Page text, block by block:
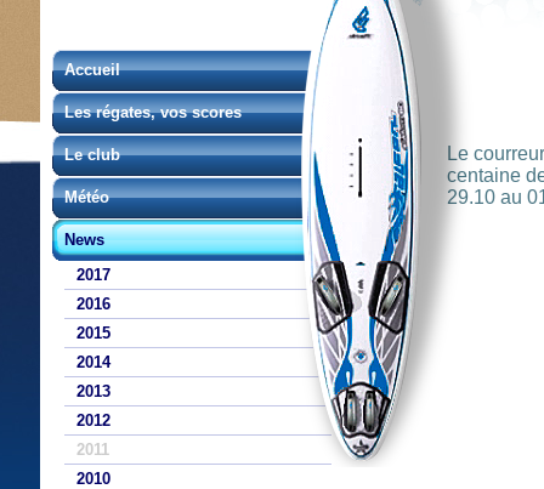
Accueil
Les régates, vos scores
Le club
Météo
News
2017
2016
2015
2014
2013
2012
2011
2010
Le
centaine
29.10 au